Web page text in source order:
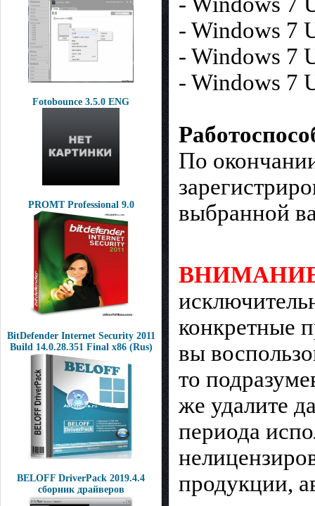
Fotobounce 3.5.0 ENG
PROMT Professional 9.0
BitDefender Internet Security 2011
Build 14.0.28.351 Final x86 (Rus)
BELOFF DriverPack 2019.4.4
сборник драйверов
- Windows 7
- Windows 7
- Windows 7
По
выбранной
конкретные
вы
то
же удалите
периода
продукции,